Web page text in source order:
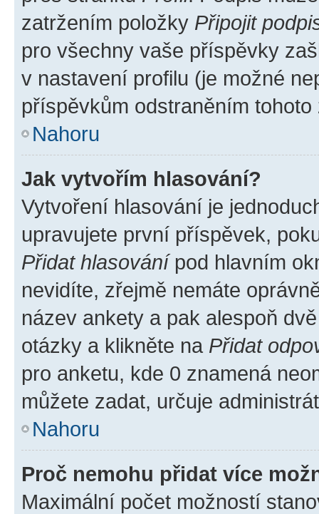
zatržením položky Připojit
pro všechny vaše příspěvky
v nastavení profilu (je možné
příspěvkům odstraněním
Nahoru
Jak vytvořím hlasování?
Vytvoření hlasování je
upravujete první příspěvek,
Přidat hlasovánípod hlavním
nevidíte, zřejmě nemáte
název ankety a pak alespoň
otázky a klikněte na Přidat
pro anketu, kde 0 znamená
můžete zadat, určuje
Nahoru
Proč nemohu přidat více
Maximální počet možností